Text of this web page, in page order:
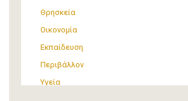
Θρησκεία
Οικονομία
Εκπαίδευση
Περιβάλλον
Υγεία